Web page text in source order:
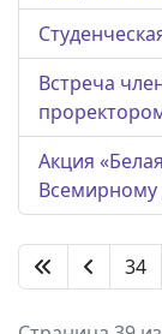
Встреча
Акция
Всемирному
34